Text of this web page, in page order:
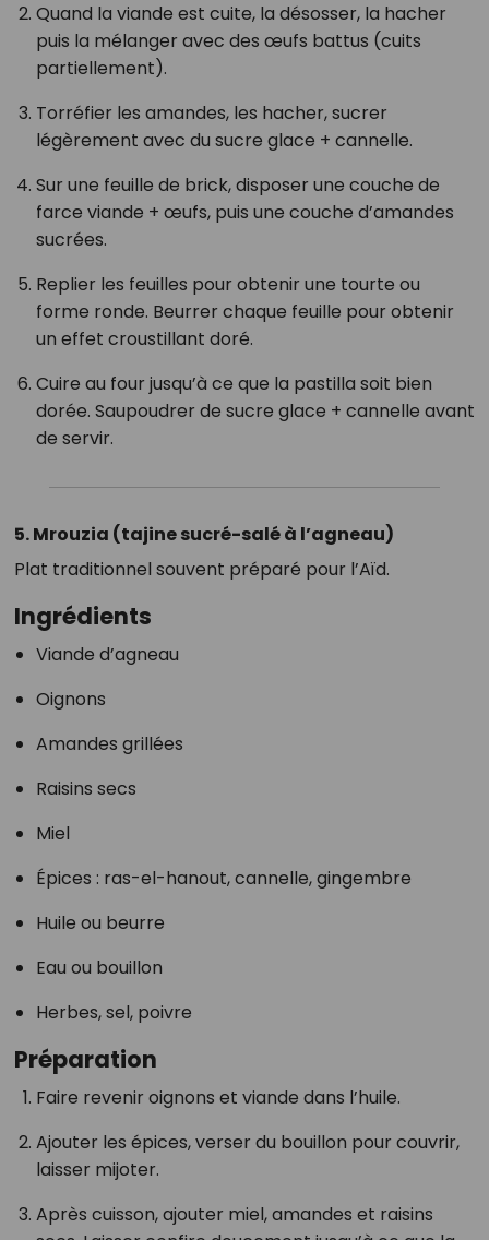
Quand la viande est cuite, la désosser, la hacher
puis la mélanger avec des œufs battus (cuits
partiellement).
Torréfier les amandes, les hacher, sucrer
légèrement avec du sucre glace + cannelle.
Sur une feuille de brick, disposer une couche de
farce viande + œufs, puis une couche d’amandes
sucrées.
Replier les feuilles pour obtenir une tourte ou
forme ronde. Beurrer chaque feuille pour obtenir
un effet croustillant doré.
Cuire au four jusqu’à ce que la pastilla soit bien
dorée. Saupoudrer de sucre glace + cannelle avant
de servir.
5. Mrouzia (tajine sucré-salé à l’agneau)
Plat traditionnel souvent préparé pour l’Aïd.
Ingrédients
Viande d’agneau
Oignons
Amandes grillées
Raisins secs
Miel
Épices : ras-el-hanout, cannelle, gingembre
Huile ou beurre
Eau ou bouillon
Herbes, sel, poivre
Préparation
Faire revenir oignons et viande dans l’huile.
Ajouter les épices, verser du bouillon pour couvrir,
laisser mijoter.
Après cuisson, ajouter miel, amandes et raisins